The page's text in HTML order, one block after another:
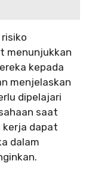
menunjukkan
kepada
menjelaskan
dipelajari
saat
kerja dapat
dalam